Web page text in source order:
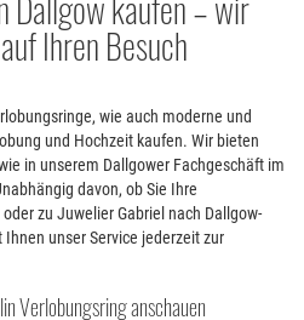
Ihren Besuch
wie auch moderne und
und Hochzeit kaufen. Wir bieten
in unserem Dallgower Fachgeschäft im
davon, ob Sie Ihre
zu Juwelier Gabriel nach Dallgow-
unser Service jederzeit zur
Verlobungsring anschauen